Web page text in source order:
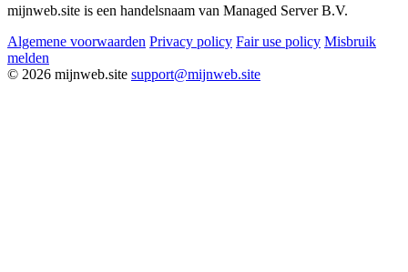
mijnweb.site is een handelsnaam van Managed Server B.V.
Algemene voorwaarden Privacy policy Fair use policy Misbruik
melden
© 2026 mijnweb.site support@mijnweb.site